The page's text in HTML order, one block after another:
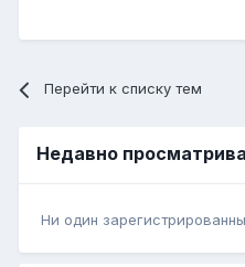
Перейти к списку тем
Недавно
Ни один